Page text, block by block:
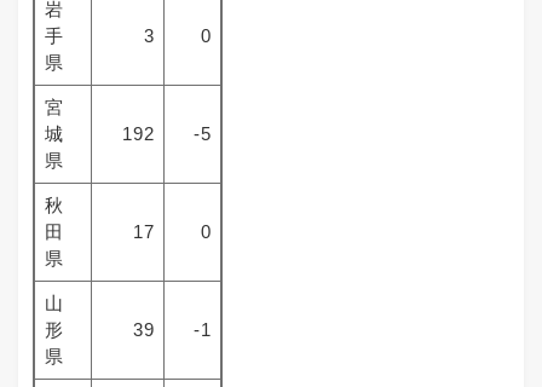
岩
手
県
3 0
宮
城
県
192 -5
秋
田
県
17 0
山
形
県
39 -1